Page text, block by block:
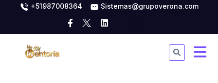
+51987008364 Sistemas@grupoverona.com